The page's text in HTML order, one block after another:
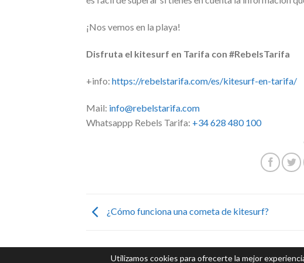
¡Nos vemos en la playa!
Disfruta el kitesurf en Tarifa con #RebelsTarifa
+info: https://rebelstarifa.com/es/kitesurf-en-tarifa/
Mail: info@rebelstarifa.com
Whatsappp Rebels Tarifa: +34 628 480 100
¿Cómo funciona una cometa de kitesurf?
Utilizamos cookies para ofrecerte la mejor